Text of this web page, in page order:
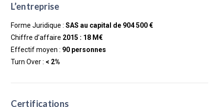
L’entreprise
Forme Juridique :SAS au capital de 904 500 €
Chiffre d’affaire 2015 : 18 M€
Effectif moyen : 90 personnes
Turn Over : < 2%
Certifications